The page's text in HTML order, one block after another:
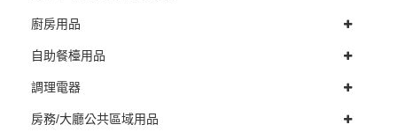
廚房用品
自助餐檯用品
調理電器
房務/大廳公共區域用品